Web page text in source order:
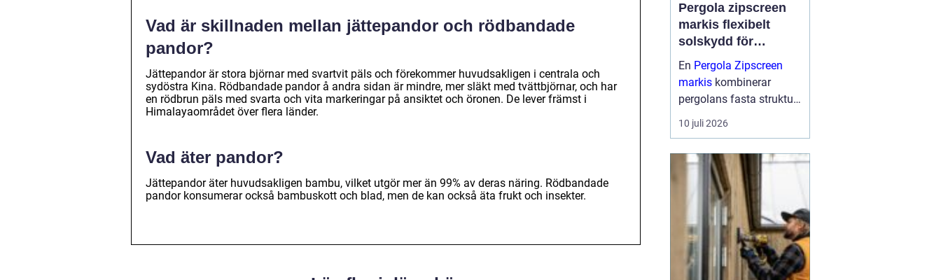
Vad är skillnaden mellan jättepandor och rödbandade
pandor?
Jättepandor är stora björnar med svartvit päls och förekommer huvudsakligen i centrala och
sydöstra Kina. Rödbandade pandor å andra sidan är mindre, mer släkt med tvättbjörnar, och har
en rödbrun päls med svarta och vita markeringar på ansiktet och öronen. De lever främst i
Himalayaområdet över flera länder.
Vad äter pandor?
Jättepandor äter huvudsakligen bambu, vilket utgör mer än 99% av deras näring. Rödbandade
pandor konsumerar också bambuskott och blad, men de kan också äta frukt och insekter.
Pergola zipscreen
markis flexibelt
solskydd för
moderna uterum
En Pergola Zipscreen
markis kombinerar
pergolans fasta struktur
med screenmarkisens
smarta solskydd.
som går att använda
större delen av året, med
bra skydd mot sol, vind
och reg...
10 juli 2026